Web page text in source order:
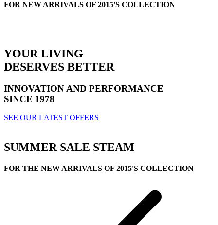
FOR NEW ARRIVALS OF 2015'S COLLECTION
YOUR LIVING
DESERVES BETTER
INNOVATION AND PERFORMANCE
SINCE 1978
SEE OUR LATEST OFFERS
SUMMER SALE STEAM
FOR THE NEW ARRIVALS OF 2015'S COLLECTION